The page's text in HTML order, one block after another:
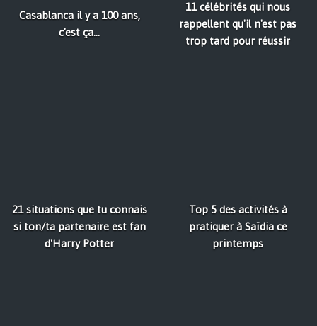
Casablanca il y a 100 ans,
c'est ça...
11 célébrités qui nous
rappellent qu'il n'est pas
trop tard pour réussir
21 situations que tu connais
si ton/ta partenaire est fan
d'Harry Potter
Top 5 des activités à
pratiquer à Saïdia ce
printemps